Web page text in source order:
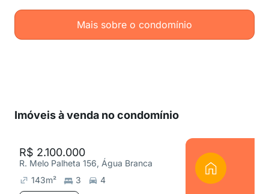
Mais sobre o condomínio
Imóveis à venda no condomínio
R$ 2.100.000
R. Melo Palheta 156, Água Branca
143m² 3
4